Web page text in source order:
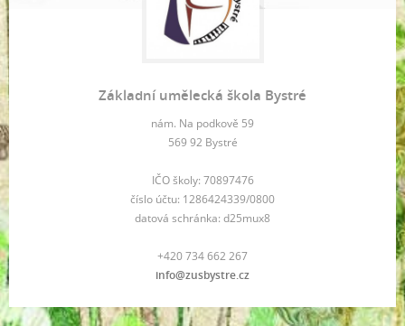
Základní umělecká škola Bystré
nám. Na podkově 59
569 92 Bystré
IČO školy: 70897476
číslo účtu: 1286424339/0800
datová schránka: d25mux8
+420 734 662 267
info@zusbystre.cz